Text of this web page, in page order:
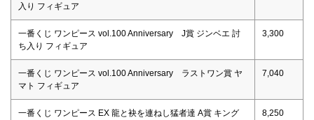
入り フィギュア
一番くじ ワンピース vol.100 Anniversary J賞 ジンベエ 討
ち入り フィギュア
3,300
一番くじ ワンピース vol.100 Anniversary ラストワン賞 ヤ
マト フィギュア
7,040
一番くじ ワンピース EX 龍と袂を連ねし猛者達 A賞 キング
8,250